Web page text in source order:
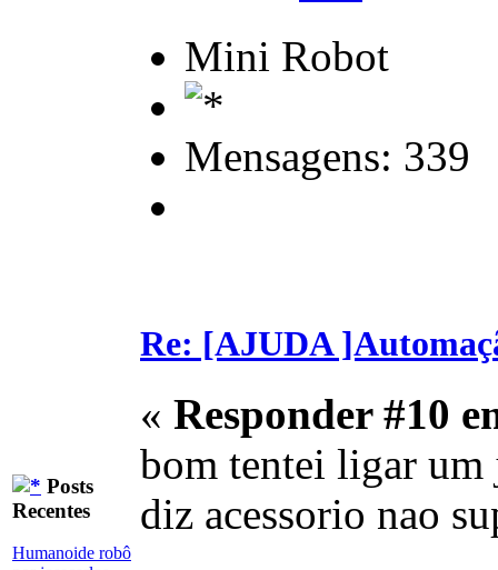
Posts
Recentes
Humanoide robô
Mini Robot
Mensagens: 339
Re: [AJUDA
« Responder #10
bom tentei ligar um
diz acessorio nao